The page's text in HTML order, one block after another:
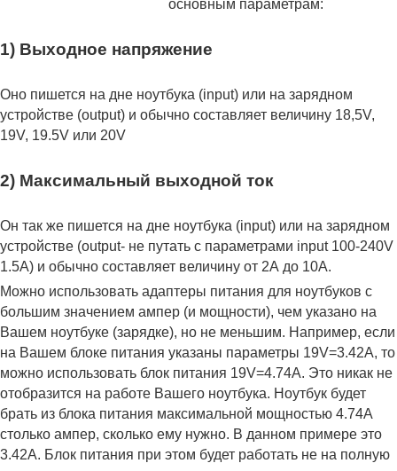
основным параметрам:
1) Выходное напряжение
Оно пишется на дне ноутбука (input) или на зарядном
устройстве (output) и обычно составляет величину 18,5V,
19V, 19.5V или 20V
2) Максимальный выходной ток
Он так же пишется на дне ноутбука (input) или на зарядном
устройстве (output- не путать с параметрами input 100-240V
1.5A) и обычно составляет величину от 2А до 10A.
Можно использовать адаптеры питания для ноутбуков с
большим значением ампер (и мощности), чем указано на
Вашем ноутбуке (зарядке), но не меньшим. Например, если
на Вашем блоке питания указаны параметры 19V=3.42A, то
можно использовать блок питания 19V=4.74A. Это никак не
отобразится на работе Вашего ноутбука. Ноутбук будет
брать из блока питания максимальной мощностью 4.74А
столько ампер, сколько ему нужно. В данном примере это
3.42А. Блок питания при этом будет работать не на полную